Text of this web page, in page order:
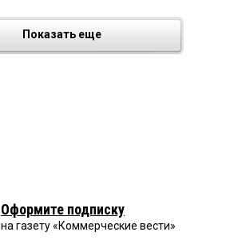
Показать еще
Оформите подписку
на газету «Коммерческие вести»